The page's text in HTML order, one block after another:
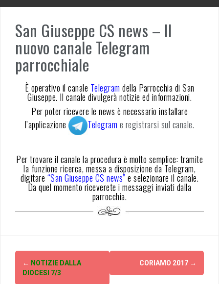
San Giuseppe CS news – Il
nuovo canale Telegram
parrocchiale
È operativo il canale Telegram della Parrocchia di San
Giuseppe. Il canale divulgerà notizie ed informazioni.
Per poter ricevere le news è necessario installare
l’applicazione
Telegram e registrarsi sul canale.
Per trovare il canale la procedura è molto semplice: tramite
la funzione ricerca, messa a disposizione da Telegram,
digitare “San Giuseppe CS news” e selezionare il canale.
Da quel momento riceverete i messaggi inviati dalla
parrocchia.
Post
navigation
← NOTIZIE DALLA
DIOCESI 7/3
CORIAMO 2017 →